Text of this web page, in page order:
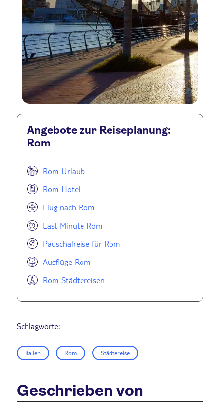
Angebote zur Reiseplanung:
Rom
Rom Urlaub
Rom Hotel
Flug nach Rom
Last Minute Rom
Pauschalreise für Rom
Ausflüge Rom
Rom Städtereisen
Schlagworte:
Italien Rom Städtereise
Geschrieben von